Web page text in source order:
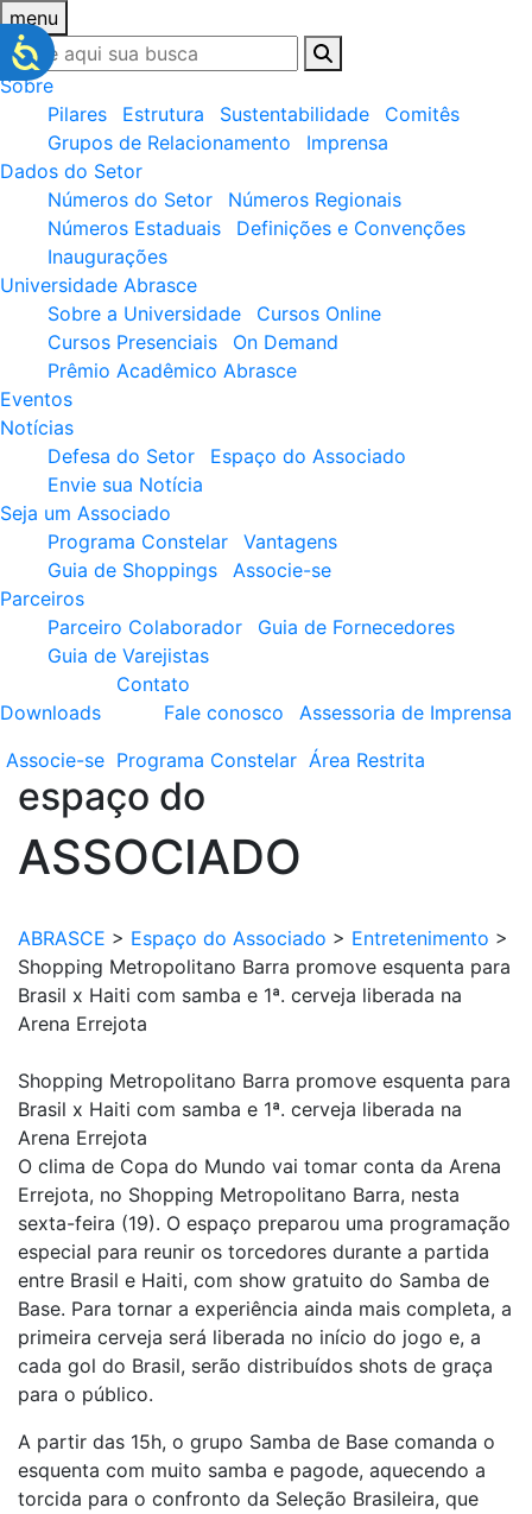
menu
Sobre
Pilares
Estrutura Sustentabilidade
Comitês
Grupos de Relacionamento
Imprensa
Dados do Setor
Números do Setor
Números Regionais
Números Estaduais
Definições e Convenções
Inaugurações
Universidade Abrasce
Sobre a Universidade
Cursos Online
Cursos Presenciais
On Demand
Prêmio Acadêmico Abrasce
Eventos
Notícias
Defesa do Setor
Espaço do Associado
Envie sua Notícia
Seja um Associado
Programa Constelar
Vantagens
Guia de Shoppings
Associe-se
Parceiros
Parceiro Colaborador
Guia de Fornecedores
Guia de Varejistas
Downloads
Contato
Fale conosco
Assessoria de Imprensa
Associe-se Programa Constelar Área Restrita
espaço do
ASSOCIADO
ABRASCE > Espaço do Associado > Entretenimento >
Shopping Metropolitano Barra promove esquenta para
Brasil x Haiti com samba e 1ª. cerveja liberada na
Arena Errejota
Shopping Metropolitano Barra promove esquenta para
Brasil x Haiti com samba e 1ª. cerveja liberada na
Arena Errejota
O clima de Copa do Mundo vai tomar conta da Arena
Errejota, no Shopping Metropolitano Barra, nesta
sexta-feira (19). O espaço preparou uma programação
especial para reunir os torcedores durante a partida
entre Brasil e Haiti, com show gratuito do Samba de
Base. Para tornar a experiência ainda mais completa, a
primeira cerveja será liberada no início do jogo e, a
cada gol do Brasil, serão distribuídos shots de graça
para o público.
A partir das 15h, o grupo Samba de Base comanda o
esquenta com muito samba e pagode, aquecendo a
torcida para o confronto da Seleção Brasileira, que